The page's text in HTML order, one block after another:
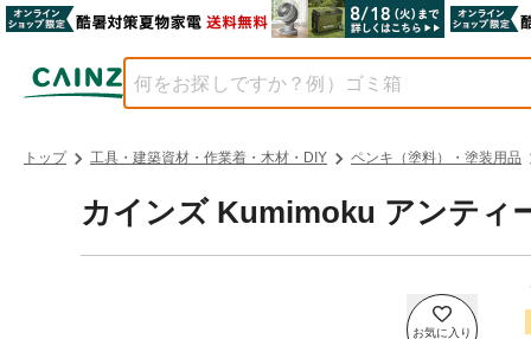
トップ 工具・建築資材・作業着・木材・DIY ペンキ（塗料）・塗装用品
カインズ Kumimoku アンティ